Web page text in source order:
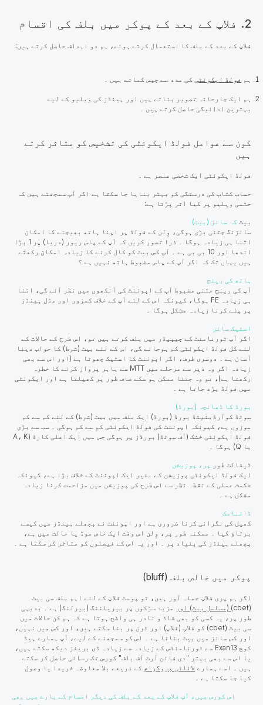
2. فلاپ کے بعد کے پوکر میں بلف کی اقسام
فلاپ کے بعد کے بلف کا استعمال کرتے ہوئے، ہم دو اہداف حاصل کرتے ہیں:
ہم فولڈ ایکوئٹی کی مدد سے چپس کماتے ہیں ۔
ہم ایک جارحانہ تصویر بناتے ہیں اور ہینڈز کی ویلیو کے لیے
بہترین ادائیگی حاصل کرتے ہیں ۔
کون سے عوامل فولڈ ایکوئٹی کی تشخیص کو متاثر کرتے
ہیں
فولڈ ایکوئٹی ایک شخصی عنصر ہے ۔
حساب کتاب کی درستگی کو بہتر بنایا جا سکتا ہے اگر آپ سمجھتے ہیں کہ
حتمی ویلیو پر کیا اثر پڑتا ہے:
بیٹ کا سائز (بیٹ)
سائزنگ جتنی بڑی ہوگی، وِلن کے فولڈ پر اپنا ہاتھ بھیجنے کا امکان
اتنا ہی زیادہ ہوگا ۔ ذرا تصور کریں کہ آپ کے پاس ریور (دریا) پر 1 بڑا
اندھا اور 10 بی بی ہے ۔ آپ کس بیٹ کو کال کرنے کا زیادہ امکان رکھتے
ہیں یہاں تک کہ اگر آپ کے پاس مضبوط ہاتھ نہیں ہے ؟
ہاتھ کی رینج
آپ کی رینج جتنی مضبوط آپ کے اپوننٹ کی آنکھوں میں نظر آئے گی، اتنا
ہی زیادہ FE ہوگا، کیونکہ اس کے لئے آپ کے خلاف کمزور اور مڈل ہینڈز
پر پلے کرنا زیادہ مشکل ہوگا ۔
اسٹیک سائز
اگر آپ ٹورنامنٹ کے چیپیڈر میں بلف کرتے ہیں تو، اس طرح کے حالات کے
لئے کل فولڈ ایکوئٹی کم ہوجائے گی، اس کے لئے بیٹ (شرط) کا جواب دینا
آسان ہے ۔ دوسری طرف، اگر اپوننٹ کا اسٹیک چھوٹا ہے (اور اس سے بھی
زیادہ اگر وہ دیر سے مرحلے میں MTT سے باہر پرواز کرنے کا خطرہ
رکھتا ہے)، تو وہ جتنا ممکن ہو سکے صاف طور پر کھیلتا ہے اور ایکوئٹی
میں فولڈ بڑھ جاتا ہے ۔
بورڈ کا ڈھانچہ (بورڈ)
سوٹڈ کوآرڈینیٹڈ بورڈ (بورڈ) ایک بلف میں بیٹ (شرط) کے لئے کم سے کم
موزوں ہے، کیونکہ اپوننٹ کی فولڈ ایکوئٹی کم سے کم ہوگی ۔ سب سے بڑی
فولڈ ایکوئٹی خشک (آف سوٹڈ) بورڈز پر ہوگی جس میں ایک اعلی کارڈ (A، K
یا Q) ہوگا ۔
ڈیفالٹ طور
پر، پوزیشن
ایک فولڈ ایکوئٹی پوزیشن کے بغیر ایک اپوننٹ کے خلاف بڑا ہے، کیونکہ
حکمت عملی کے نقطہ نظر سے اس طرح کی پوزیشن میں مزاحمت کرنا زیادہ
مشکل ہے ۔
ڈائنامک
کھیل کی نگرانی کرنا ضروری ہے اور اپوننٹ نے پچھلے ہینڈز میں کیسے
برتاؤ کیا ۔ ممکنہ طور پر، وِلن اس وقت ایک خاص موڈ یا حالت میں ہے،
پچھلے ہینڈز کی بنیاد پر ۔ اور یہ اس کے فیصلوں کو متاثر کر سکتا ہے ۔
پوکر میں خالص بلف (bluff)
اگر ہم پری فلاپ حملہ آور ہیں، تو پوسٹ فلاپ کے لئے اہم بلف سی بیٹ
(cbet
) (مسلسل بیٹ) اور مزید سڑکوں پر بیریلننگ (بیرلنگ) ہے ۔ بدیہی
طور پر، یہ کسی کو بھی شاذ و نادر ہی واضح ہوتا ہے کہ ہم کن حالات میں
سی بیٹ (cbet) کو فلاپ (فلاپ) اور ٹرن پر بنا سکتے ہیں، اور کس میں نہیں،
اور کس سائز میں بیٹ بنانا ہے ۔ اس کو سمجھنے کے لیے، آپ ہمارے ہیڈ
کوچ Exan13 سے ٹورنامنٹس کے زیادہ سے زیادہ ڈی بریفز دیکھ سکتے ہیں،
یا اس سے بھی بہتر "دی فائن آرٹ آف بلف" کورس تک رسائی حاصل کر سکتے
ہیں ۔ اسے ہمارے لائلٹی پروگرام کے ذریعے بلا معاوضہ خریدا یا وصول
کیا جا سکتا ہے ۔
اس کورس میں، آپ فلاپ کے بعد کے بلف کی دیگر اقسام کے بارے میں بھی